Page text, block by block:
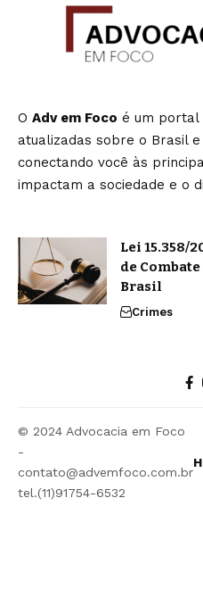
O Adv em Foco é um portal
atualizadas sobre o Brasil
conectando você às
impactam a sociedade e o
Lei 15.358/
de
Brasil
Crimes
© 2024 Advocacia em Foco
-
contato@advemfoco.com.br
tel.(11)91754-6532